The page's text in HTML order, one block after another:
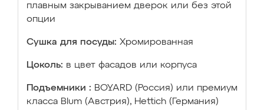
плавным закрыванием дверок или без этой
опции
Сушка для посуды: Хромированная
Цоколь: в цвет фасадов или корпуса
Подъемники : BOYARD (Россия) или премиум
класса Blum (Австрия), Hettich (Германия)